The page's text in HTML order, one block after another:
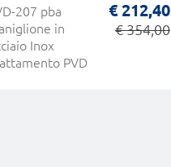
207 pba
in
Inox
PVD
€ 212,40
€ 354,00